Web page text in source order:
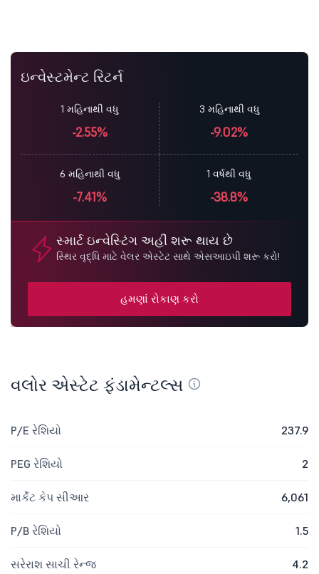
ઇન્વેસ્ટમેન્ટ રિટર્ન
1 મહિનાથી વધુ
-2.55%
3 મહિનાથી વધુ
-9.02%
6 મહિનાથી વધુ
-7.41%
1 વર્ષથી વધુ
-38.8%
સ્માર્ટ ઇન્વેસ્ટિંગ અહીં શરૂ થાય છે
સ્થિર વૃદ્ધિ માટે વેલર એસ્ટેટ સાથે એસઆઇપી શરૂ કરો!
હમણાં રોકાણ કરો
વલોર એસ્ટેટ ફંડામેન્ટલ્સ
P/E રેશિયો 237.9
PEG રેશિયો 2
માર્કેટ કેપ સીઆર 6,061
P/B રેશિયો 1.5
સરેરાશ સાચી રેન્જ 4.2